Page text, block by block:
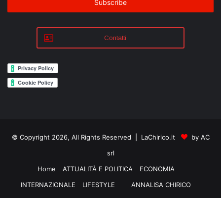
Contatti
© Copyright 2026, All Rights Reserved | LaChirico.it
by AC
srl
Home
ATTUALITÀ E POLITICA
ECONOMIA
INTERNAZIONALE
LIFESTYLE
ANNALISA CHIRICO